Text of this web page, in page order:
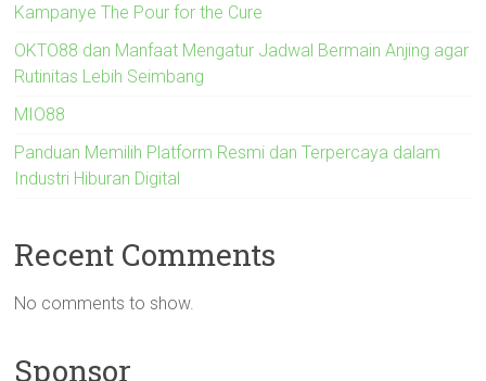
Kampanye The Pour for the Cure
OKTO88 dan Manfaat Mengatur Jadwal Bermain Anjing agar
Rutinitas Lebih Seimbang
MIO88
Panduan Memilih Platform Resmi dan Terpercaya dalam
Industri Hiburan Digital
Recent Comments
No comments to show.
Sponsor